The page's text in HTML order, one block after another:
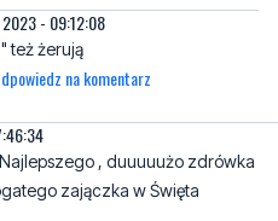
, duuuuużo zdrówka
na komentarz